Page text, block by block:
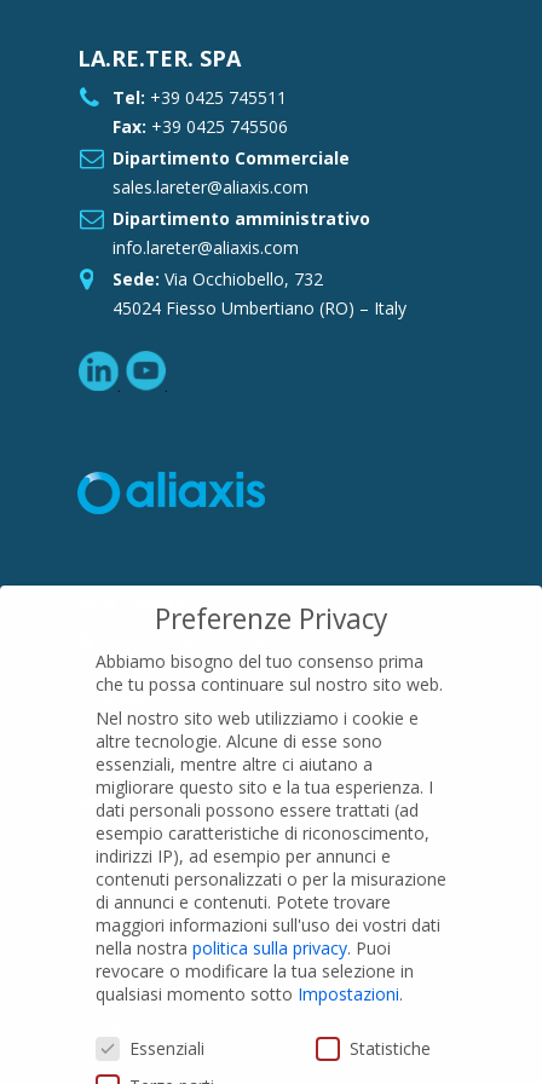
LA.RE.TER. SPA
Tel: +39 0425 745511
Fax: +39 0425 745506
Dipartimento Commerciale
sales.lareter@aliaxis.com
Dipartimento amministrativo
info.lareter@aliaxis.com
Sede: Via Occhiobello, 732
45024 Fiesso Umbertiano (RO) – Italy
16015 Casella (GE) – Italy
01079200299
PRODOTTI
Tubi PVC
Raccordi PVC
Tubi e Raccordi in PVC-A
Pozzi Artesiani
Preferenze Privacy
Abbiamo bisogno del tuo consenso prima
che tu possa continuare sul nostro sito web.
Nel nostro sito web utilizziamo i cookie e
altre tecnologie. Alcune di esse sono
essenziali, mentre altre ci aiutano a
migliorare questo sito e la tua esperienza. I
dati personali possono essere trattati (ad
esempio caratteristiche di riconoscimento,
indirizzi IP), ad esempio per annunci e
contenuti personalizzati o per la misurazione
di annunci e contenuti. Potete trovare
maggiori informazioni sull'uso dei vostri dati
nella nostra politica sulla privacy. Puoi
revocare o modificare la tua selezione in
qualsiasi momento sotto Impostazioni.
Preferenze Privacy
Essenziali
Statistiche